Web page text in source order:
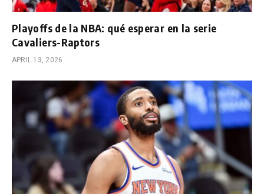
Playoffs de la NBA: qué esperar en la serie
Cavaliers-Raptors
APRIL 13, 2026